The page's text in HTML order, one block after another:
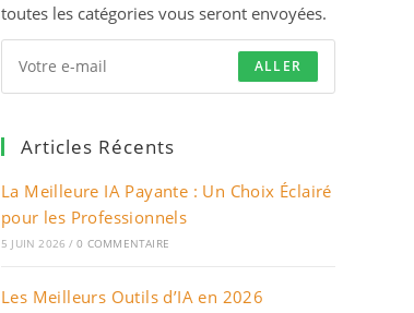
toutes les catégories vous seront envoyées.
ALLER
Articles Récents
La Meilleure IA Payante : Un Choix Éclairé
pour les Professionnels
5 JUIN 2026 / 0 COMMENTAIRE
Les Meilleurs Outils d’IA en 2026